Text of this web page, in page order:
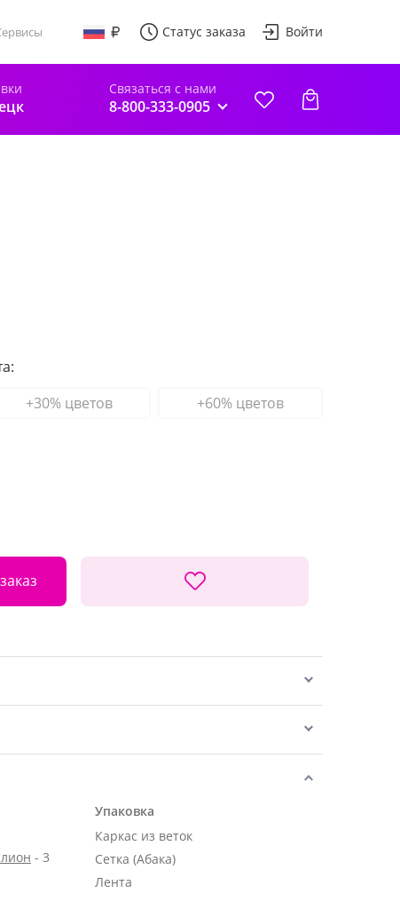
Статус заказа Войти
Связаться с нами
8-800-333-0905
+30% цветов +60% цветов
- 3
Упаковка
Каркас из веток
Сетка (Абака)
Лента